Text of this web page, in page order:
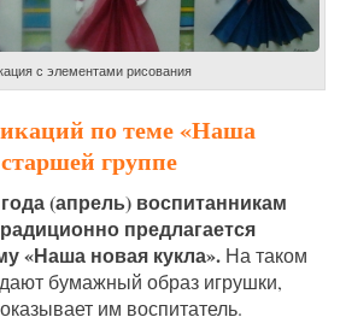
с элементами рисования
по теме «Наша
группе
(апрель) воспитанникам
предлагается
«Наша новая кукла». На таком
бумажный образ игрушки,
им воспитатель.